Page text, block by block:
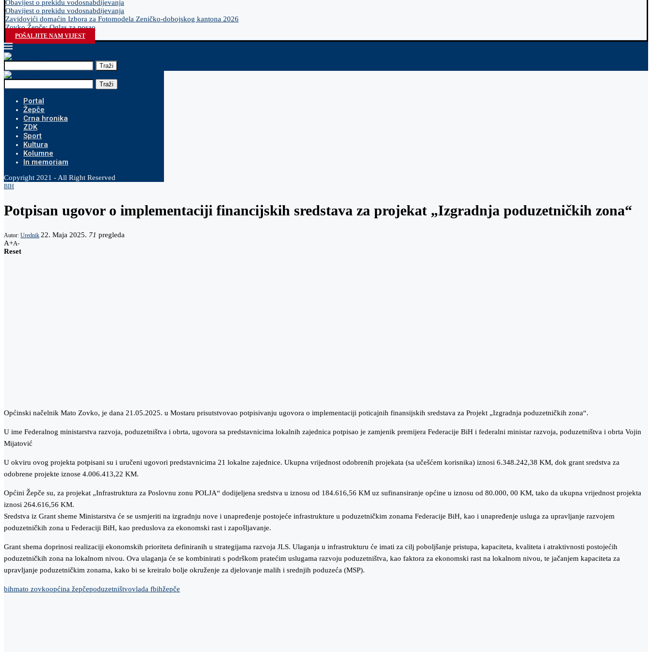
Obavijest o prekidu vodosnabdijevanja
Obavijest o prekidu vodosnabdijevanja
Zavidovići domaćin Izbora za Fotomodela Zeničko-dobojskog kantona 2026
Zovko Žepče: Oglas za posao
POŠALJITE NAM VIJEST
Traži
Traži
Portal
Žepče
Crna hronika
ZDK
Sport
Kultura
Kolumne
In memoriam
Copyright 2021 - All Right Reserved
BIH
Potpisan ugovor o implementaciji financijskih sredstava za projekat „Izgradnja poduzetničkih zona“
Autor: Urednik 22. Maja 2025. 71 pregleda
A+A-
Reset
Općinski načelnik Mato Zovko, je dana 21.05.2025. u Mostaru prisutstvovao potpisivanju ugovora o implementaciji poticajnih finansijskih sredstava za Projekt „Izgradnja poduzetničkih zona“.
U ime Federalnog ministarstva razvoja, poduzetništva i obrta, ugovora sa predstavnicima lokalnih zajednica potpisao je zamjenik premijera Federacije BiH i federalni ministar razvoja, poduzetništva i obrta Vojin
Mijatović
U okviru ovog projekta potpisani su i uručeni ugovori predstavnicima 21 lokalne zajednice. Ukupna vrijednost odobrenih projekata (sa učešćem korisnika) iznosi 6.348.242,38 KM, dok grant sredstva za
odobrene projekte iznose 4.006.413,22 KM.
Općini Žepče su, za projekat „Infrastruktura za Poslovnu zonu POLJA“ dodijeljena sredstva u iznosu od 184.616,56 KM uz sufinansiranje općine u iznosu od 80.000, 00 KM, tako da ukupna vrijednost projekta
iznosi 264.616,56 KM.
Sredstva iz Grant sheme Ministarstva će se usmjeriti na izgradnju nove i unapređenje postojeće infrastrukture u poduzetničkim zonama Federacije BiH, kao i unapređenje usluga za upravljanje razvojem
poduzetničkih zona u Federaciji BiH, kao preduslova za ekonomski rast i zapošljavanje.
Grant shema doprinosi realizaciji ekonomskih prioriteta definiranih u strategijama razvoja JLS. Ulaganja u infrastrukturu će imati za cilj poboljšanje pristupa, kapaciteta, kvaliteta i atraktivnosti postojećih
poduzetničkih zona na lokalnom nivou. Ova ulaganja će se kombinirati s podrškom pratećim uslugama razvoju poduzetništva, kao faktora za ekonomski rast na lokalnom nivou, te jačanjem kapaciteta za
upravljanje poduzetničkim zonama, kako bi se kreiralo bolje okruženje za djelovanje malih i srednjih poduzeća (MSP).
bihmato zovkoopćina žepčepoduzetništvovlada fbihžepče